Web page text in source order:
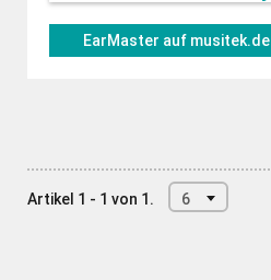
EarMaster auf musitek.de
Artikel 1 - 1 von 1. 6